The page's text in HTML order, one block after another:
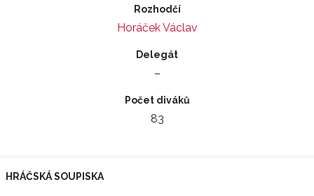
Rozhodčí
Horáček Václav
Delegát
–
Počet diváků
83
HRÁČSKÁ SOUPISKA